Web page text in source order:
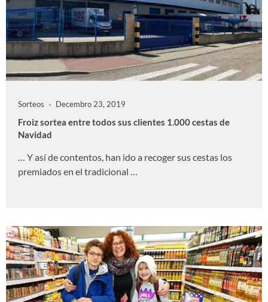
Sorteos Decembro 23, 2019
Froiz sortea entre todos sus clientes 1.000 cestas de
Navidad
… Y así de contentos, han ido a recoger sus cestas los
premiados en el tradicional …